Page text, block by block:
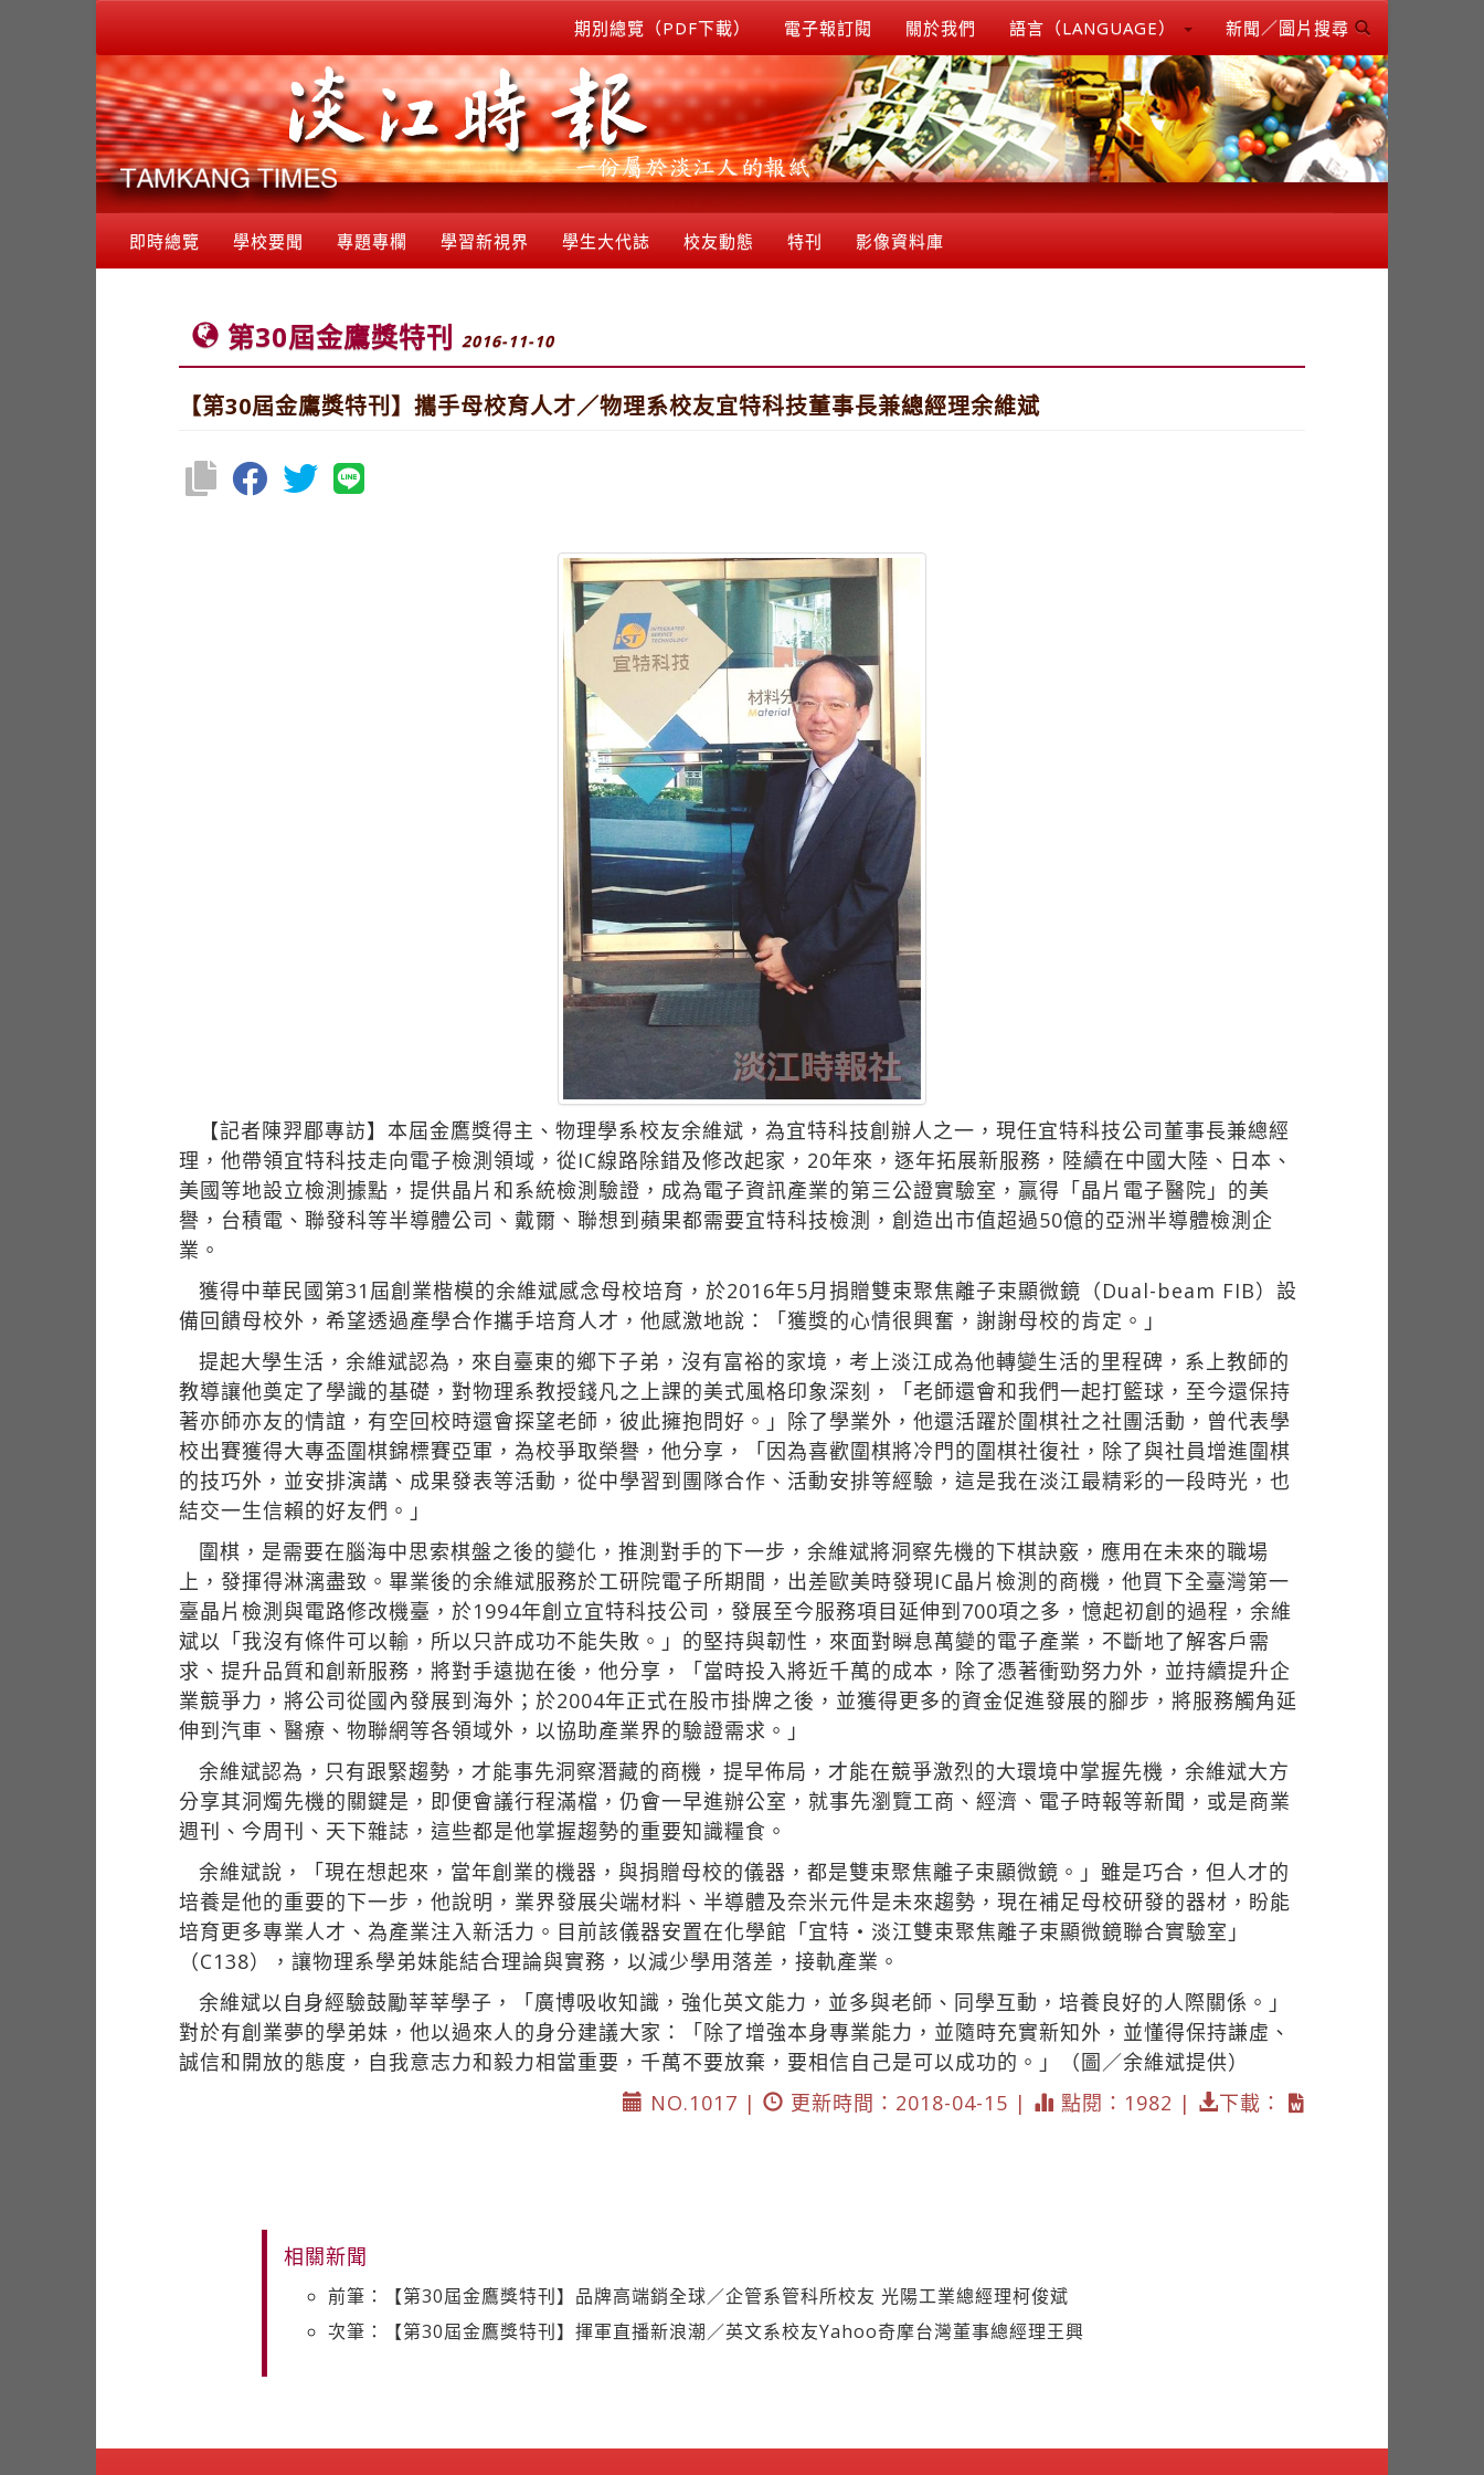
期別總覽（PDF下載） 電子報訂閱 關於我們 語言（LANGUAGE） 新聞／圖片搜尋
即時總覽 學校要聞 專題專欄 學習新視界 學生大代誌 校友動態 特刊 影像資料庫
第30屆金鷹獎特刊 2016-11-10
【第30屆金鷹獎特刊】攜手母校育人才／物理系校友宜特科技董事長兼總經理余維斌
【記者陳羿郿專訪】本屆金鷹獎得主、物理學系校友余維斌，為宜特科技創辦人之一，現任宜特科技公司董事長兼總經
理，他帶領宜特科技走向電子檢測領域，從IC線路除錯及修改起家，20年來，逐年拓展新服務，陸續在中國大陸、日本、
美國等地設立檢測據點，提供晶片和系統檢測驗證，成為電子資訊產業的第三公證實驗室，贏得「晶片電子醫院」的美
譽，台積電、聯發科等半導體公司、戴爾、聯想到蘋果都需要宜特科技檢測，創造出市值超過50億的亞洲半導體檢測企
業。
獲得中華民國第31屆創業楷模的余維斌感念母校培育，於2016年5月捐贈雙束聚焦離子束顯微鏡（Dual-beam FIB）設
備回饋母校外，希望透過產學合作攜手培育人才，他感激地說：「獲獎的心情很興奮，謝謝母校的肯定。」
提起大學生活，余維斌認為，來自臺東的鄉下子弟，沒有富裕的家境，考上淡江成為他轉變生活的里程碑，系上教師的
教導讓他奠定了學識的基礎，對物理系教授錢凡之上課的美式風格印象深刻，「老師還會和我們一起打籃球，至今還保持
著亦師亦友的情誼，有空回校時還會探望老師，彼此擁抱問好。」除了學業外，他還活躍於圍棋社之社團活動，曾代表學
校出賽獲得大專盃圍棋錦標賽亞軍，為校爭取榮譽，他分享，「因為喜歡圍棋將冷門的圍棋社復社，除了與社員增進圍棋
的技巧外，並安排演講、成果發表等活動，從中學習到團隊合作、活動安排等經驗，這是我在淡江最精彩的一段時光，也
結交一生信賴的好友們。」
圍棋，是需要在腦海中思索棋盤之後的變化，推測對手的下一步，余維斌將洞察先機的下棋訣竅，應用在未來的職場
上，發揮得淋漓盡致。畢業後的余維斌服務於工研院電子所期間，出差歐美時發現IC晶片檢測的商機，他買下全臺灣第一
臺晶片檢測與電路修改機臺，於1994年創立宜特科技公司，發展至今服務項目延伸到700項之多，憶起初創的過程，余維
斌以「我沒有條件可以輸，所以只許成功不能失敗。」的堅持與韌性，來面對瞬息萬變的電子產業，不斷地了解客戶需
求、提升品質和創新服務，將對手遠拋在後，他分享，「當時投入將近千萬的成本，除了憑著衝勁努力外，並持續提升企
業競爭力，將公司從國內發展到海外；於2004年正式在股市掛牌之後，並獲得更多的資金促進發展的腳步，將服務觸角延
伸到汽車、醫療、物聯網等各領域外，以協助產業界的驗證需求。」
余維斌認為，只有跟緊趨勢，才能事先洞察潛藏的商機，提早佈局，才能在競爭激烈的大環境中掌握先機，余維斌大方
分享其洞燭先機的關鍵是，即便會議行程滿檔，仍會一早進辦公室，就事先瀏覽工商、經濟、電子時報等新聞，或是商業
週刊、今周刊、天下雜誌，這些都是他掌握趨勢的重要知識糧食。
余維斌說，「現在想起來，當年創業的機器，與捐贈母校的儀器，都是雙束聚焦離子束顯微鏡。」雖是巧合，但人才的
培養是他的重要的下一步，他說明，業界發展尖端材料、半導體及奈米元件是未來趨勢，現在補足母校研發的器材，盼能
培育更多專業人才、為產業注入新活力。目前該儀器安置在化學館「宜特‧淡江雙束聚焦離子束顯微鏡聯合實驗室」
（C138），讓物理系學弟妹能結合理論與實務，以減少學用落差，接軌產業。
余維斌以自身經驗鼓勵莘莘學子，「廣博吸收知識，強化英文能力，並多與老師、同學互動，培養良好的人際關係。」
對於有創業夢的學弟妹，他以過來人的身分建議大家：「除了增強本身專業能力，並隨時充實新知外，並懂得保持謙虛、
誠信和開放的態度，自我意志力和毅力相當重要，千萬不要放棄，要相信自己是可以成功的。」（圖／余維斌提供）
NO.1017 |
更新時間：2018-04-15 | 點閱：1982 | 下載：
相關新聞
前筆：【第30屆金鷹獎特刊】品牌高端銷全球／企管系管科所校友 光陽工業總經理柯俊斌
次筆：【第30屆金鷹獎特刊】揮軍直播新浪潮／英文系校友Yahoo奇摩台灣董事總經理王興